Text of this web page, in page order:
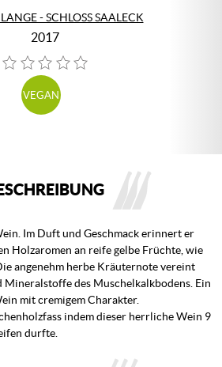
- SCHLOSS SAALECK
2017
VEGAN
Im Duft und Geschmack erinnert er
Holzaromen an reife gelbe Früchte, wie
angenehm herbe Kräuternote vereint
Mineralstoffe des Muschelkalkbodens. Ein
mit cremigem Charakter.
indem dieser herrliche Wein 9
durfte.